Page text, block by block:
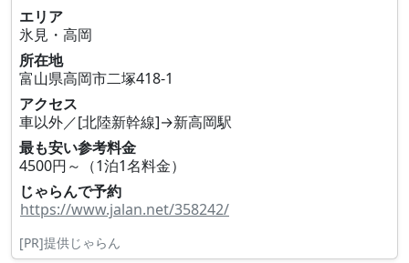
エリア
氷見・高岡
所在地
富山県高岡市二塚418‐1
アクセス
車以外／[北陸新幹線]→新高岡駅
最も安い参考料金
4500円～（1泊1名料金）
じゃらんで予約
https://www.jalan.net/358242/
[PR]提供じゃらん